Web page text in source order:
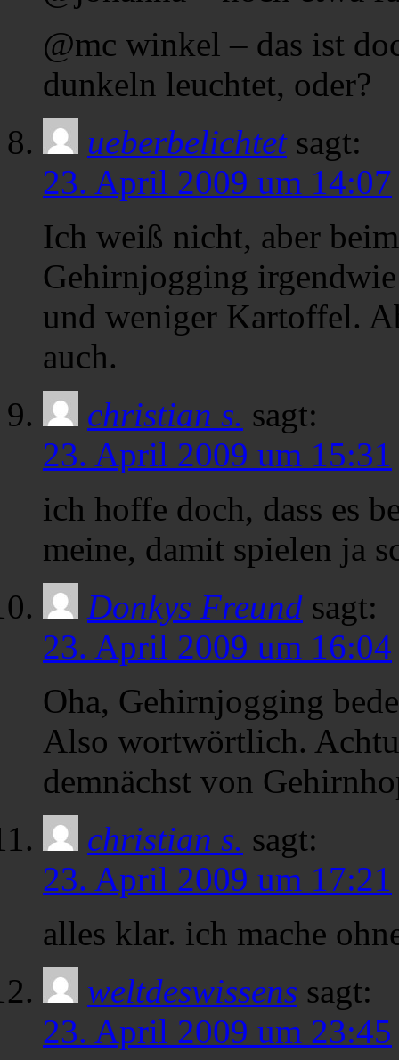
@mc winkel – das ist
dunkeln leuchtet, oder?
ueberbelichtet sagt:
23. April 2009 um 14:07
Ich weiß nicht, aber
Gehirnjogging
und weniger Kartoffel.
auch.
christian s. sagt:
23. April 2009 um 15:31
ich hoffe doch, dass es
meine, damit spielen ja
Donkys Freund sagt:
23. April 2009 um 16:04
Oha, Gehirnjogging
Also wortwörtlich.
demnächst von
christian s. sagt:
23. April 2009 um 17:21
alles klar. ich mache
weltdeswissens sagt:
23. April 2009 um 23:45